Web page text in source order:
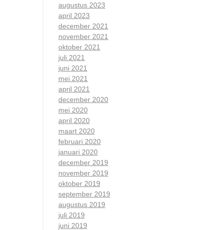
augustus 2023
april 2023
december 2021
november 2021
oktober 2021
juli 2021
juni 2021
mei 2021
april 2021
december 2020
mei 2020
april 2020
maart 2020
februari 2020
januari 2020
december 2019
november 2019
oktober 2019
september 2019
augustus 2019
juli 2019
juni 2019